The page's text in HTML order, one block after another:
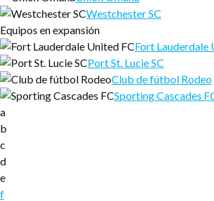
Westchester SC
Equipos en expansión
Fort Lauderdale
Port St. Lucie SC
Club de fútbol Rodeo
Sporting Cascades
a
b
c
d
e
f